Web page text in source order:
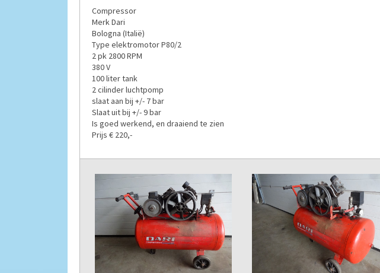
Compressor
Merk Dari
Bologna (Italië)
Type elektromotor P80/2
2 pk 2800 RPM
380 V
100 liter tank
2 cilinder luchtpomp
slaat aan bij +/- 7 bar
Slaat uit bij +/- 9 bar
Is goed werkend, en draaiend te zien
Prijs € 220,-